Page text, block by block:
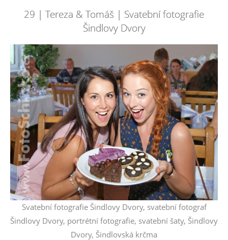
29 | Tereza & Tomáš | Svatební fotografie
Šindlovy Dvory
Svatební fotografie Šindlovy Dvory, svatební fotograf
Šindlovy Dvory, portrétní fotografie, svatební šaty, Šindlovy
Dvory, Šindlovská krčma